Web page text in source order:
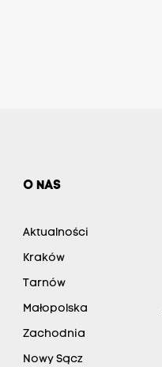
O NAS
Aktualności
Kraków
Tarnów
Małopolska
Zachodnia
Nowy Sącz